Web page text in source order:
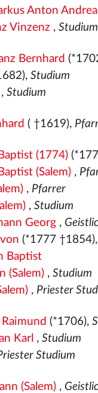
Anton
Vinzenz ,Studium
Bernhard
Studium
,Studium
( †1619),
(1774)
(Salem) ,
, Pfarrer
,Studium
Georg ,
(*1777 †1854),
Baptist
(Salem) ,Studium
, Priester
(*1706),
Karl ,Studium
Studium
(Salem) ,